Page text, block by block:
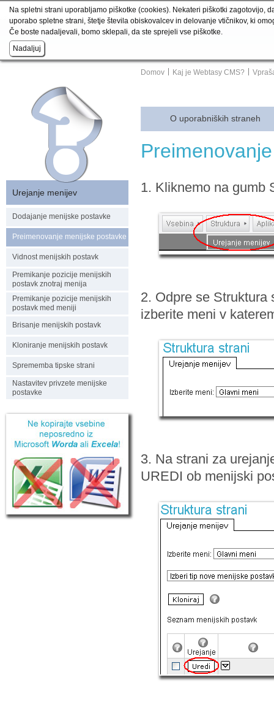
Domov Kaj je Webtasy CMS?
O uporabniških straneh
Urejanje menijev
Dodajanje menijske postavke
Preimenovanje menijske postavke
Vidnost menijskih postavk
Premikanje pozicije menijskih
postavk znotraj menija
Premikanje pozicije menijskih
postavk med meniji
Brisanje menijskih postavk
Kloniranje menijskih postavk
Sprememba tipske strani
Nastavitev privzete menijske
postavke
1. Kliknemo na gumb
2. Odpre se Struktura
izberite meni v
3. Na strani za
UREDI ob menijski
Na spletni strani uporabljamo piškotke (cookies). Nekateri piškotki zagotovijo,
uporabo spletne strani, štetje števila obiskovalcev in delovanje vtičnikov, ki
Če boste nadaljevali, bomo sklepali, da ste sprejeli vse piškotke.